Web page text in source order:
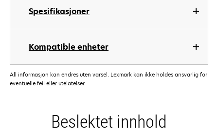
Spesifikasjoner
Kompatible enheter
All informasjon kan endres uten varsel. Lexmark kan ikke holdes ansvarlig for
eventuelle feil eller utelatelser.
Beslektet innhold